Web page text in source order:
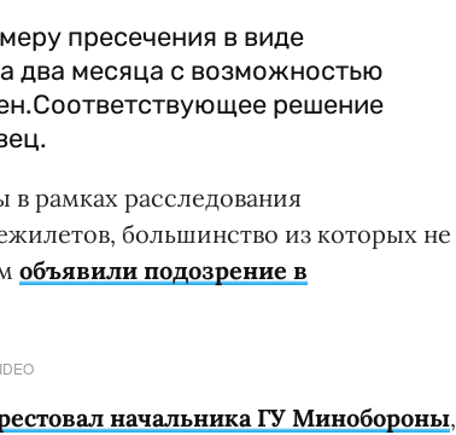
пресечения в виде
два месяца с возможностью
решение
рамках расследования
большинство из которых не
объявили подозрение в
начальника ГУ Минобороны,